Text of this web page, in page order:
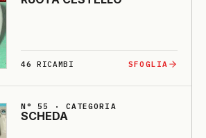
46 RICAMBI SFOGLIA
N° 55 · CATEGORIA
SCHE­DA